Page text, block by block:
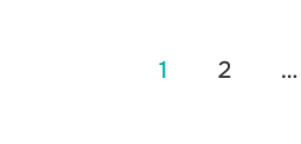
Berichten
1 2 …